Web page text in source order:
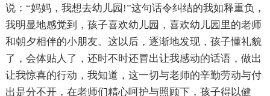
说：“妈妈，我想去幼儿园!”这句话令纠结的我如释重负，
我明显地感觉到，孩子喜欢幼儿园，喜欢幼儿园里的老师
和朝夕相伴的小朋友。这以后，逐渐地发现，孩子懂礼貌
了，会体贴人了，还时不时还冒出让我感动的话语，做出
让我惊喜的行动，我知道，这一切与老师的辛勤劳动与付
出是分不开，在老师们精心呵护与照顾下，孩子得以健